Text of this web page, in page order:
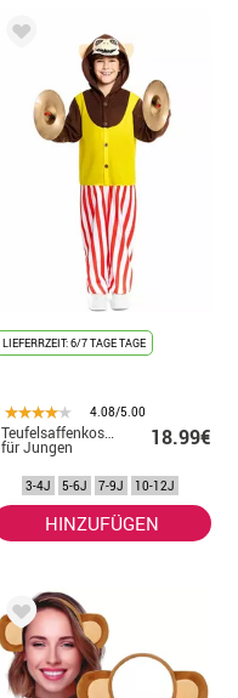
LIEFERRZEIT: 6/7 TAGE TAGE
4.08/5.00
Teufelsaffenkostüm
für Jungen 18.99€
3-4J 5-6J 7-9J 10-12J
HINZUFÜGEN